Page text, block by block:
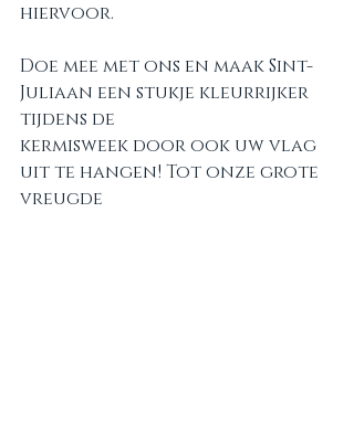
hiervoor.
Doe mee met ons en maak Sint-
Juliaan een stukje kleurrijker
tijdens de
kermisweek door ook uw vlag
uit te hangen! Tot onze grote
vreugde